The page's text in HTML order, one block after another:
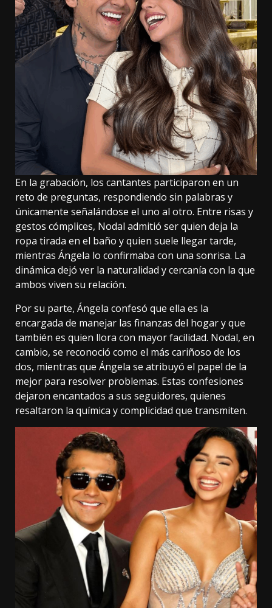
En la grabación, los cantantes participaron en un
reto de preguntas, respondiendo sin palabras y
únicamente señalándose el uno al otro. Entre risas y
gestos cómplices, Nodal admitió ser quien deja la
ropa tirada en el baño y quien suele llegar tarde,
mientras Ángela lo confirmaba con una sonrisa. La
dinámica dejó ver la naturalidad y cercanía con la que
ambos viven su relación.
Por su parte, Ángela confesó que ella es la
encargada de manejar las finanzas del hogar y que
también es quien llora con mayor facilidad. Nodal, en
cambio, se reconoció como el más cariñoso de los
dos, mientras que Ángela se atribuyó el papel de la
mejor para resolver problemas. Estas confesiones
dejaron encantados a sus seguidores, quienes
resaltaron la química y complicidad que transmiten.